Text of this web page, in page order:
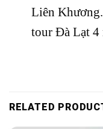
Liên
tour Đà Lạt 4
RELATED